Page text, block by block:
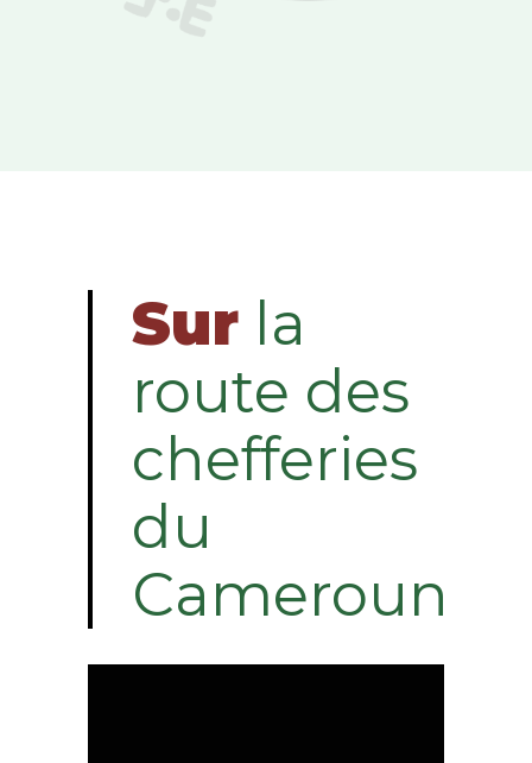
Sur la
route des
chefferies
du
Cameroun